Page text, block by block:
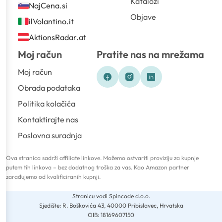
NajCena.si
ilVolantino.it
AktionsRadar.at
Objave
Moj račun
Moj račun
Obrada podataka
Politika kolačića
Kontaktirajte nas
Poslovna suradnja
Pratite nas na mrežama
Ova stranica sadrži affiliate linkove. Možemo ostvariti proviziju za kupnje
putem tih linkova – bez dodatnog troška za vas. Kao Amazon partner
zarađujemo od kvalificiranih kupnji.
Stranicu vodi Spincode d.o.o.
Sjedište: R. Boškovića 43, 40000 Pribislavec, Hrvatska
OIB: 18169607150